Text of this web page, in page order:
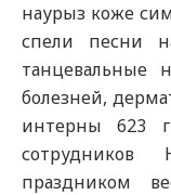
наурыз коже
спели песни
танцевальные
болезней,
интерны 623
праздником